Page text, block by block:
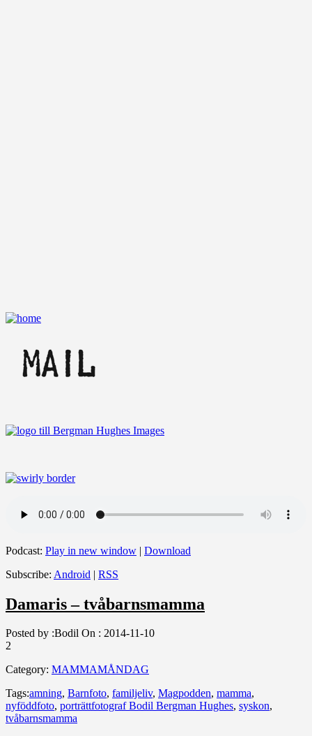
Podcast: Play in new window | Download
Subscribe: Android | RSS
Damaris – tvåbarnsmamma
Posted by :Bodil On : 2014-11-10
2
Category: MAMMAMÅNDAG
Tags:amning, Barnfoto, familjeliv, Magpodden, mamma,
nyföddfoto, porträttfotograf Bodil Bergman Hughes, syskon,
tvåbarnsmamma